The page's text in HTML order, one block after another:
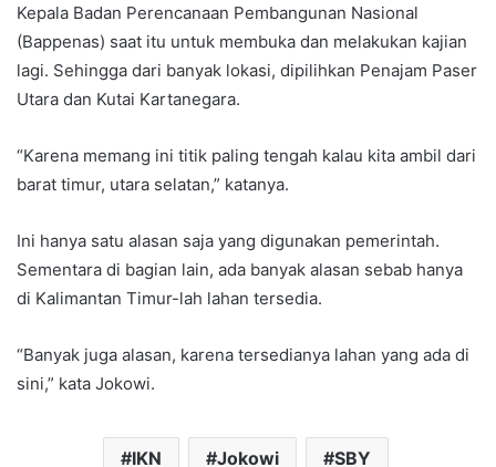
Kepala Badan Perencanaan Pembangunan Nasional
(Bappenas) saat itu untuk membuka dan melakukan kajian
lagi. Sehingga dari banyak lokasi, dipilihkan Penajam Paser
Utara dan Kutai Kartanegara.
“Karena memang ini titik paling tengah kalau kita ambil dari
barat timur, utara selatan,” katanya.
Ini hanya satu alasan saja yang digunakan pemerintah.
Sementara di bagian lain, ada banyak alasan sebab hanya
di Kalimantan Timur-lah lahan tersedia.
“Banyak juga alasan, karena tersedianya lahan yang ada di
sini,” kata Jokowi.
IKN Jokowi SBY